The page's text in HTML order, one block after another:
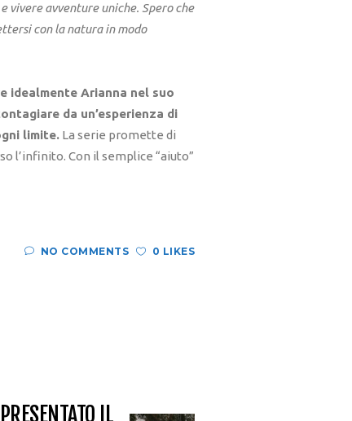
vivere avventure uniche. Spero che
con la natura in modo
idealmente Arianna nel suo
da un’esperienza di
limite. La serie promette di
l’infinito. Con il semplice “aiuto”
NO COMMENTS 0 LIKES
PRESENTATO IL